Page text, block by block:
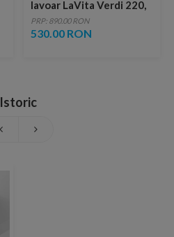
lavoar LaVita Verdi 220,
fara ventil, brushed
copper
PRP: 890.00 RON
530.00 RON
Istoric